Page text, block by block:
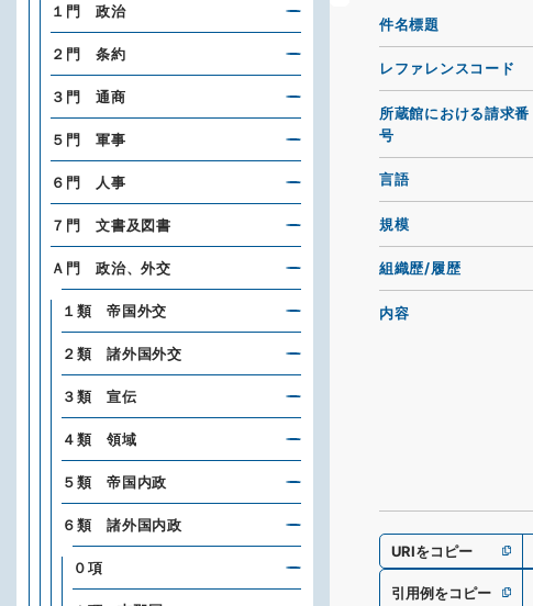
件名標題
レファレンスコード
所蔵館における請求番
号
言語
規模
組織歴/履歴
内容
URIをコピー
引用例をコピー
１門 政治
２門 条約
３門 通商
５門 軍事
６門 人事
７門 文書及図書
Ａ門 政治、外交
１類 帝国外交
２類 諸外国外交
３類 宣伝
４類 領域
５類 帝国内政
６類 諸外国内政
０項